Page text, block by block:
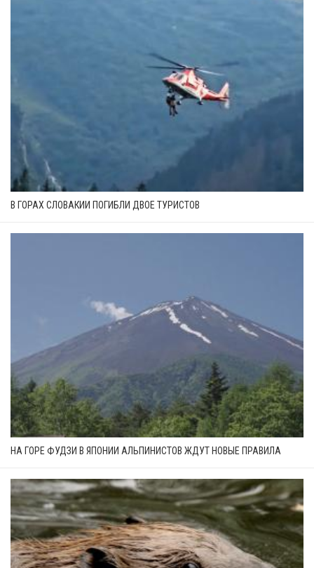
В ГОРАХ СЛОВАКИИ ПОГИБЛИ ДВОЕ ТУРИСТОВ
НА ГОРЕ ФУДЗИ В ЯПОНИИ АЛЬПИНИСТОВ ЖДУТ НОВЫЕ ПРАВИЛА